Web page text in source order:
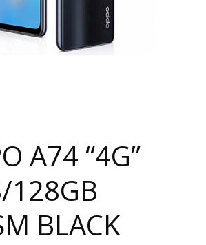
A74 “4G”
128GB
BLACK